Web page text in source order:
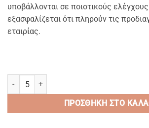
υποβάλλονται σε ποιοτικούς
εξασφαλίζεται ότι πληρούν τις
εταιρίας.
ΜΑΙΑΝDROS 55 – Πετσέτες ΔΙΚΛΩΝΗΣ
ΠΡΟΣΘΉΚΗ ΣΤΟ